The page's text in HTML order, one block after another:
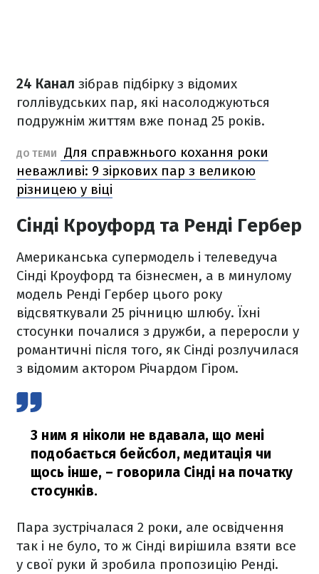
24 Канал зібрав підбірку з відомих
голлівудських пар, які насолоджуються
подружнім життям вже понад 25 років.
ДО ТЕМИ
Для справжнього кохання роки
неважливі: 9 зіркових пар з великою
різницею у віці
Сінді Кроуфорд та Ренді Гербер
Американська супермодель і телеведуча
Сінді Кроуфорд та бізнесмен, а в минулому
модель Ренді Гербер цього року
відсвяткували 25 річницю шлюбу. Їхні
стосунки почалися з дружби, а переросли у
романтичні після того, як Сінді розлучилася
з відомим актором Річардом Гіром.
З ним я ніколи не вдавала, що мені
подобається бейсбол, медитація чи
щось інше, – говорила Сінді на початку
стосунків.
Пара зустрічалася 2 роки, але освідчення
так і не було, то ж Сінді вирішила взяти все
у свої руки й зробила пропозицію Ренді.